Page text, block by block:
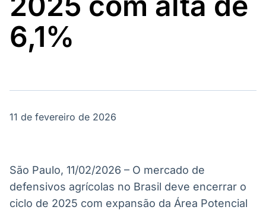
Político
Energia
Broadcast
e Conteúdos
Broadcast
OTC
Broadcast
Datafeed
6,1%
11 de fevereiro de 2026
São Paulo, 11/02/2026 – O mercado de
defensivos agrícolas no Brasil deve encerrar o
ciclo de 2025 com expansão da Área Potencial